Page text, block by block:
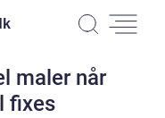
maler når
fixes